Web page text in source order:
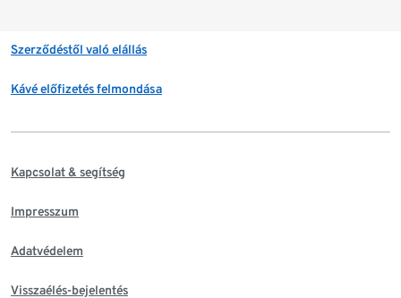
Szerződéstől való elállás
Kávé előfizetés felmondása
Kapcsolat & segítség
Impresszum
Adatvédelem
Visszaélés-bejelentés